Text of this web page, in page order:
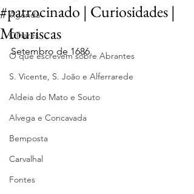
Agenda
Olhares
O que escrevem sobre Abrantes
S. Vicente, S. João e Alferrarede
Aldeia do Mato e Souto
Alvega e Concavada
Bemposta
Carvalhal
Fontes
#patrocinado | Curiosidades |
Mouriscas
Setembro de 1686.